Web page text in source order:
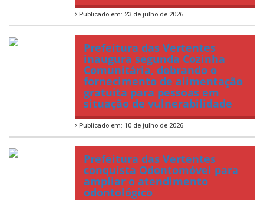
Publicado em: 23 de julho de 2026
Prefeitura das Vertentes
inaugura segunda Cozinha
Comunitária, dobrando o
fornecimento de alimentação
gratuita para pessoas em
situação de vulnerabilidade
Publicado em: 10 de julho de 2026
Prefeitura das Vertentes
conquista Odontomóvel para
ampliar o atendimento
odontológico